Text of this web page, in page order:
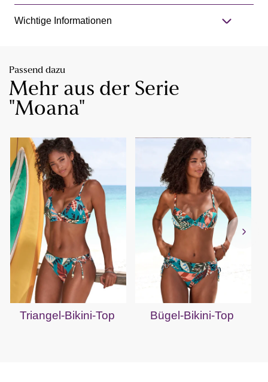
Wichtige Informationen
Passend dazu
Mehr aus der Serie
"Moana"
Triangel-Bikini-Top Bügel-Bikini-Top